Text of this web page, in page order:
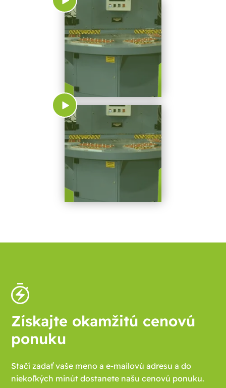
Získajte okamžitú cenovú
ponuku
Stačí zadať vaše meno a e-mailovú adresu a do
niekoľkých minút dostanete našu cenovú ponuku.